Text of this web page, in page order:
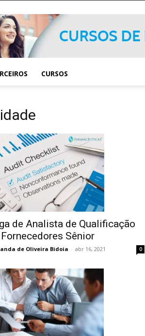
CURSOS
de Analista de Qualificação
Sênior
de Oliveira Bidoia - abr 16, 2021 0